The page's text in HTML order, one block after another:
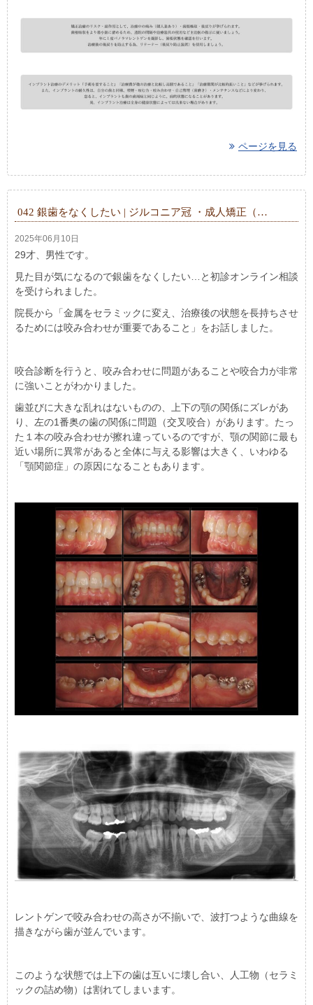
ページを見る
042 銀歯をなくしたい | ジルコニア冠 ・成人矯正（…
2025年06月10日
29才、男性です。
見た目が気になるので銀歯をなくしたい…と初診オンライン相談
を受けられました。
院長から「金属をセラミックに変え、治療後の状態を長持ちさせ
るためには咬み合わせが重要であること」をお話しました。
咬合診断を行うと、咬み合わせに問題があることや咬合力が非常
に強いことがわかりました。
歯並びに大きな乱れはないものの、上下の顎の関係にズレがあ
り、左の1番奥の歯の関係に問題（交叉咬合）があります。たっ
た１本の咬み合わせが擦れ違っているのですが、顎の関節に最も
近い場所に異常があると全体に与える影響は大きく、いわゆる
「顎関節症」の原因になることもあります。
レントゲンで咬み合わせの高さが不揃いで、波打つような曲線を
描きながら歯が並んでいます。
このような状態では上下の歯は互いに壊し合い、人工物（セラミ
ックの詰め物）は割れてしまいます。